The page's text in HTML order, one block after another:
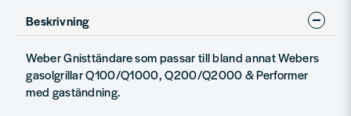
Beskrivning
Weber Gnisttändare som passar till bland annat Webers
gasolgrillar Q100/Q1000, Q200/Q2000 & Performer
med gaständning.